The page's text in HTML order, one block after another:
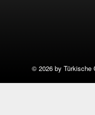
© 2026 by Türkische